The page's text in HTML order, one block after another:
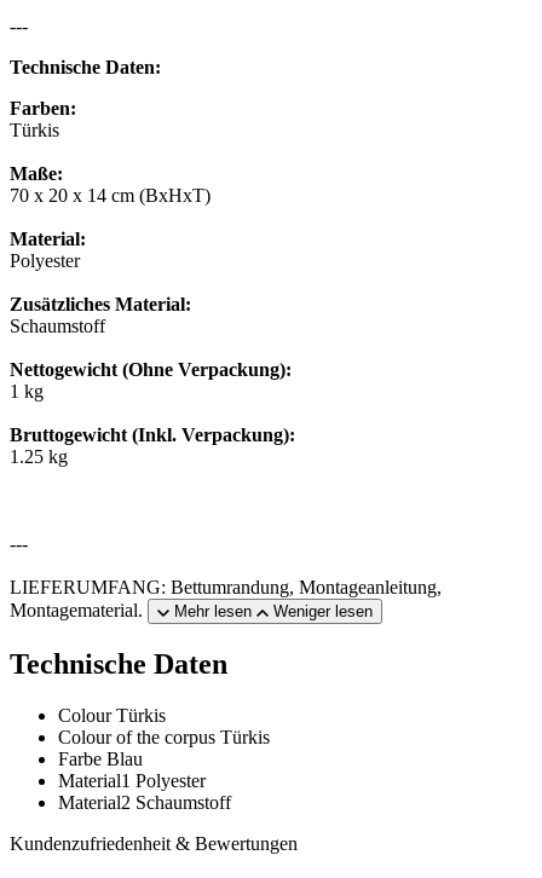
---
Technische Daten:
Farben:
Türkis
Maße:
70 x 20 x 14 cm (BxHxT)
Material:
Polyester
Zusätzliches Material:
Schaumstoff
Nettogewicht (Ohne Verpackung):
1 kg
Bruttogewicht (Inkl. Verpackung):
1.25 kg
---
LIEFERUMFANG: Bettumrandung, Montageanleitung,
Montagematerial.
Mehr lesen Weniger lesen
Technische Daten
Colour Türkis
Colour of the corpus Türkis
Farbe Blau
Material1 Polyester
Material2 Schaumstoff
Kundenzufriedenheit & Bewertungen